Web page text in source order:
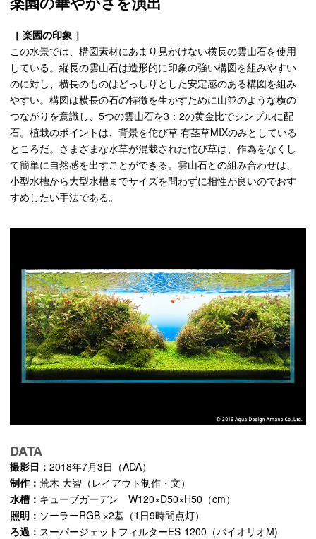
［ 楽園の印象 ］
この水景では、構図素材にあまり見かけない横長の雲山石を使用
している。縦長の雲山石は造形的に印象の強い構図を組みやすい
のに対し、横長のものはどっしりとした安定感のある構図を組み
やすい。構図は横長の石の特徴を生かすために山並のような横の
つながりを意識し、5つの雲山石を3：2の黄金比でシンプルに配
石。植栽のポイントは、背景を佗び草 有茎草MIXのみとしている
ところだ。さまざまな水草が混栽された佗び草は、作為をなくし
て簡単に自然感を出すことができる。雲山石との組み合わせは、
小型水槽から大型水槽までサイズを問わずに相性が良いのでおす
すめしたい手法である。
DATA
撮影日：2018年7月3日（ADA）
制作：荒木 大智（レイアウト制作・文）
水槽： キューブガーデン W120×D50×H50（cm）
照明： ソーラーRGB ×2基（1日9時間点灯）
ろ過： スーパージェットフィルターES-1200（バイオリオM)